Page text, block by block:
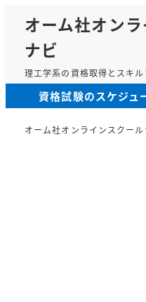
ン
オーム社オン
ナビ
理工学系の資格取得とスキ
資格試験のスケジュ
オーム社オンラインスクール